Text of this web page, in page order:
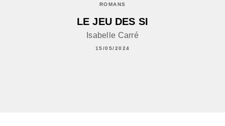
ROMANS
LE JEU DES SI
Isabelle Carré
15/05/2024